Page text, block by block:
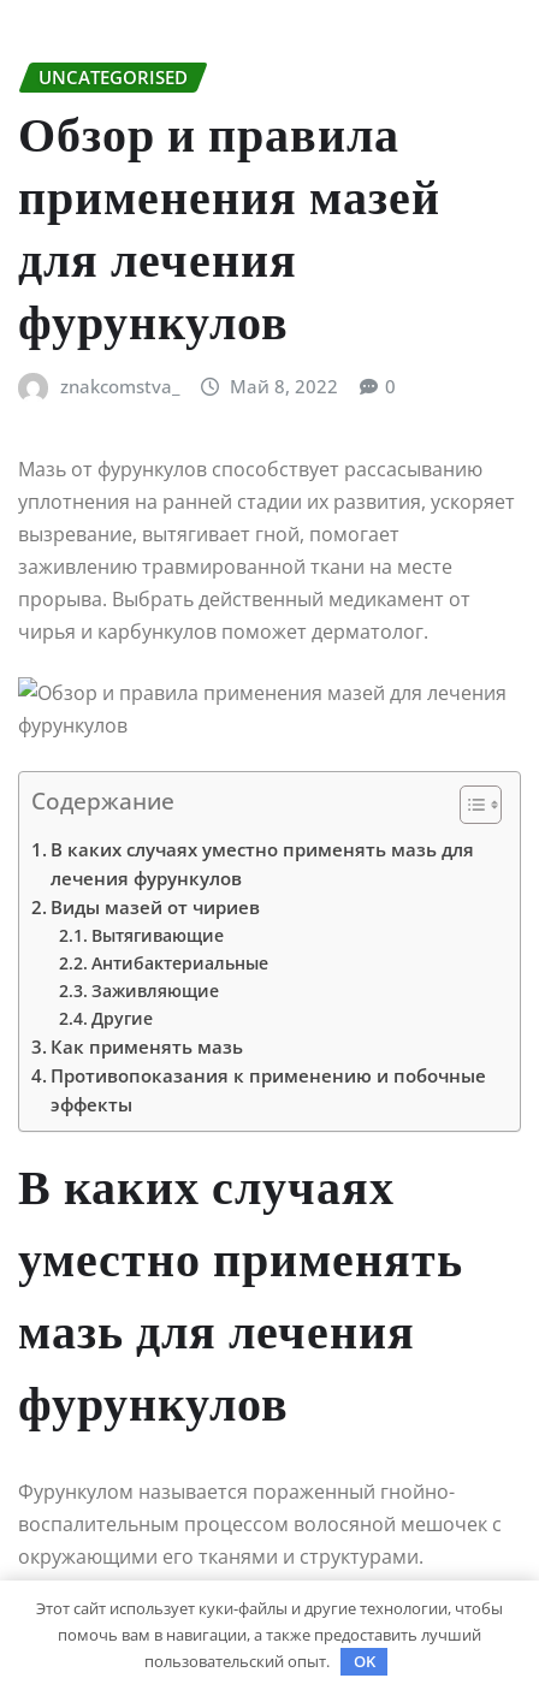
UNCATEGORISED
Обзор и правила
применения мазей
для лечения
фурункулов
znakcomstva_ Май 8, 2022 0
Мазь от фурункулов способствует рассасыванию
уплотнения на ранней стадии их развития, ускоряет
вызревание, вытягивает гной, помогает
заживлению травмированной ткани на месте
прорыва. Выбрать действенный медикамент от
чирья и карбункулов поможет дерматолог.
Содержание
В каких случаях уместно применять мазь для
лечения фурункулов
Виды мазей от чириев
Вытягивающие
Антибактериальные
Заживляющие
Другие
Как применять мазь
Противопоказания к применению и побочные
эффекты
В каких случаях
уместно применять
мазь для лечения
фурункулов
Фурункулом называется пораженный гнойно-
воспалительным процессом волосяной мешочек с
окружающими его тканями и структурами.
Появление первых симптомов, вне зависимости от
места расположения на теле, требует срочного
лечения. Нужно начать терапию, не дожидаясь,
Этот сайт использует куки-файлы и другие технологии, чтобы
помочь вам в навигации, а также предоставить лучший
пользовательский опыт.
OK